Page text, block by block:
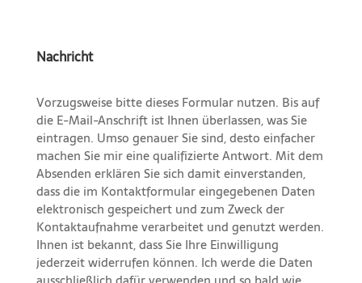
Nachricht
Vorzugsweise bitte dieses Formular nutzen. Bis auf
die E-Mail-Anschrift ist Ihnen überlassen, was Sie
eintragen. Umso genauer Sie sind, desto einfacher
machen Sie mir eine qualifizierte Antwort. Mit dem
Absenden erklären Sie sich damit einverstanden,
dass die im Kontaktformular eingegebenen Daten
elektronisch gespeichert und zum Zweck der
Kontaktaufnahme verarbeitet und genutzt werden.
Ihnen ist bekannt, dass Sie Ihre Einwilligung
jederzeit widerrufen können. Ich werde die Daten